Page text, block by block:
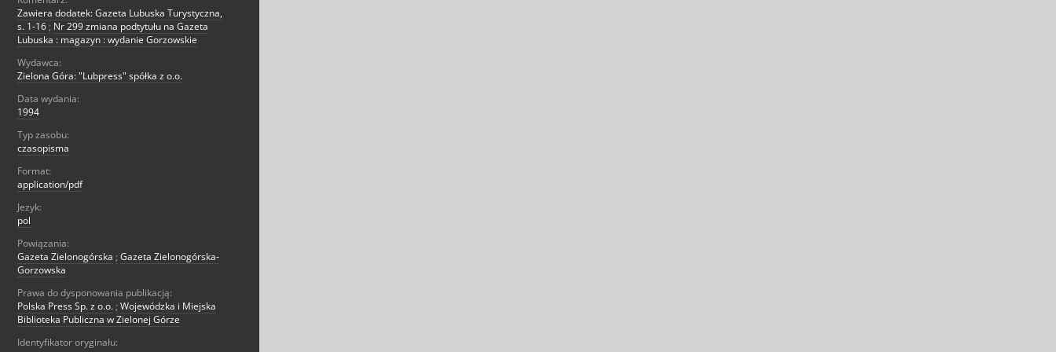
Zawiera dodatek: Gazeta Lubuska Turystyczna,
s. 1-16 ; Nr 299 zmiana podtytułu na Gazeta
Lubuska : magazyn : wydanie Gorzowskie
Wydawca:
Zielona Góra: "Lubpress" spółka z o.o.
Data wydania:
1994
Typ zasobu:
czasopisma
Format:
application/pdf
Jezyk:
pol
Powiązania:
Gazeta Zielonogórska ; Gazeta Zielonogórska-
Gorzowska
Prawa do dysponowania publikacją:
Polska Press Sp. z o.o. ; Wojewódzka i Miejska
Biblioteka Publiczna w Zielonej Górze
Identyfikator oryginału: